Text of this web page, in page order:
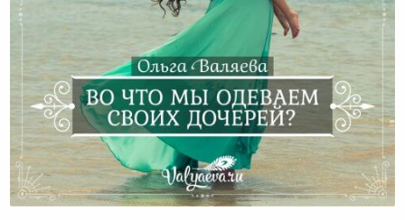
Во что мы одеваем своих дочерей?